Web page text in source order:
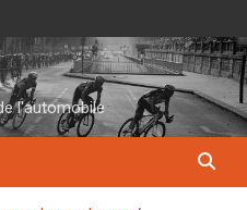
l'automobile